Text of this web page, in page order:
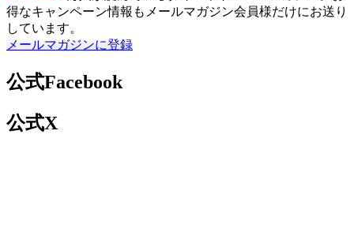
得なキャンペーン情報もメールマガジン会員様だけにお送り
しています。
メールマガジンに登録
公式Facebook
公式X